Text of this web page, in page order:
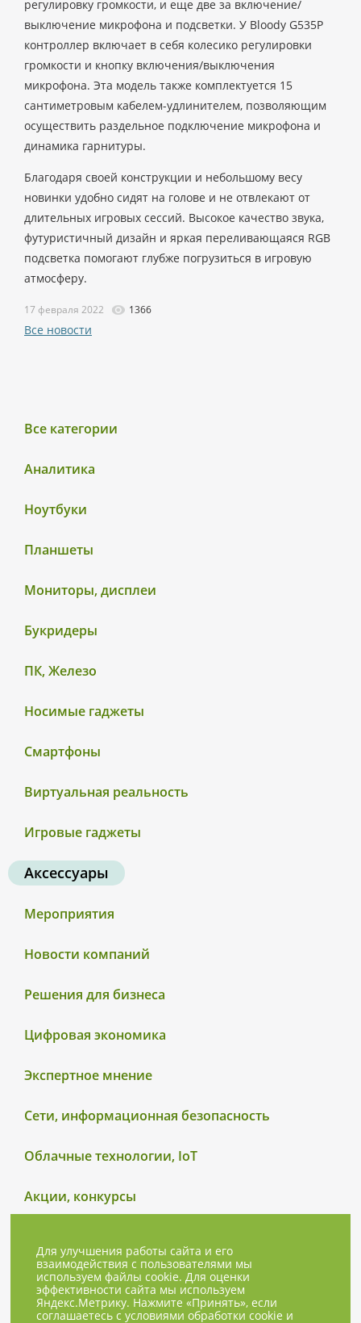
Все категории
Аналитика
Ноутбуки
Планшеты
Мониторы, дисплеи
Букридеры
ПК, Железо
Носимые гаджеты
Смартфоны
Виртуальная реальность
Игровые гаджеты
Аксессуары
Мероприятия
Новости компаний
Решения для бизнеса
Цифровая экономика
Экспертное мнение
Сети, информационная безопасность
Облачные технологии, IoT
Акции, конкурсы
регулировку громкости, и еще две за включение/
выключение микрофона и подсветки. У Bloody G535P
контроллер включает в себя колесико регулировки
громкости и кнопку включения/выключения
микрофона. Эта модель также комплектуется 15
сантиметровым кабелем-удлинителем, позволяющим
осуществить раздельное подключение микрофона и
динамика гарнитуры.
Благодаря своей конструкции и небольшому весу
новинки удобно сидят на голове и не отвлекают от
длительных игровых сессий. Высокое качество звука,
футуристичный дизайн и яркая переливающаяся RGB
подсветка помогают глубже погрузиться в игровую
атмосферу.
17 февраля 2022 1366
Все новости
Для улучшения работы сайта и его
взаимодействия с пользователями мы
используем файлы cookie. Для оценки
эффективности сайта мы используем
Яндекс.Метрику. Нажмите «Принять», если
соглашаетесь с условиями обработки cookie и